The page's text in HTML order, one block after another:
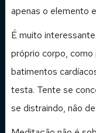
apenas o elemento
É muito
próprio corpo,
batimentos
testa. Tente se
se distraindo, não